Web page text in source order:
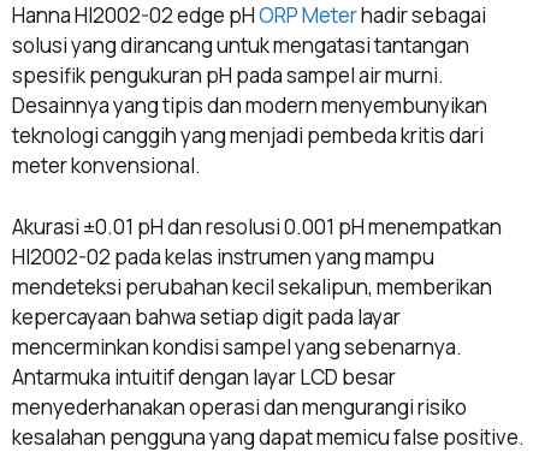
Hanna HI2002-02 edge pHORP Meterhadir sebagai
solusi yang dirancang untuk mengatasi tantangan
spesifik pengukuran pH pada sampel air murni.
Desainnya yang tipis dan modern menyembunyikan
teknologi canggih yang menjadi pembeda kritis dari
meter konvensional.
Akurasi ±0.01 pH dan resolusi 0.001 pH menempatkan
HI2002-02 pada kelas instrumen yang mampu
mendeteksi perubahan kecil sekalipun, memberikan
kepercayaan bahwa setiap digit pada layar
mencerminkan kondisi sampel yang sebenarnya.
Antarmuka intuitif dengan layar LCD besar
menyederhanakan operasi dan mengurangi risiko
kesalahan pengguna yang dapat memicu false positive.